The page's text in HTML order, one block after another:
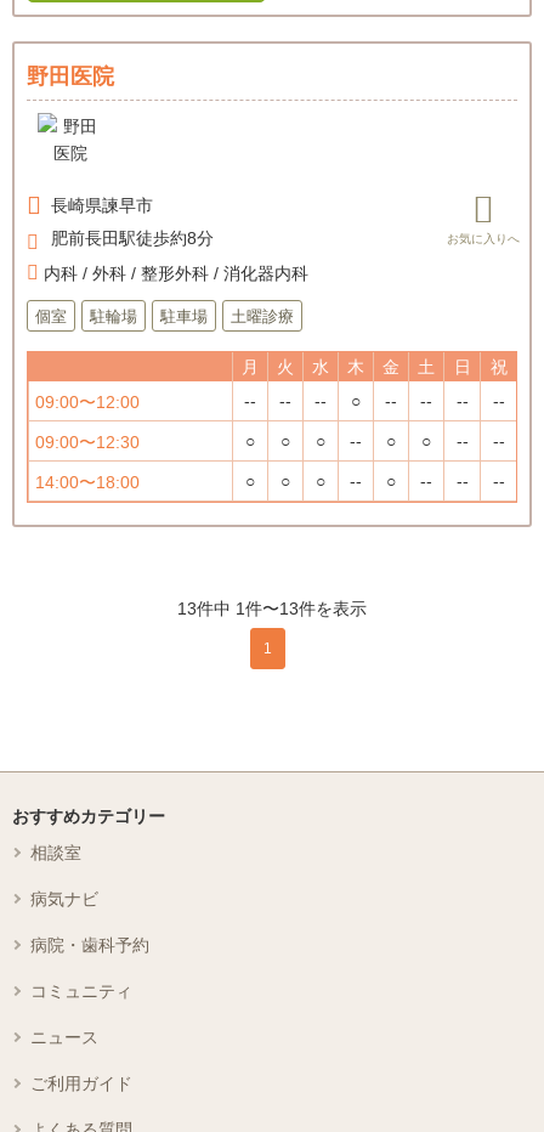
野田医院
長崎県諫早市
肥前長田駅徒歩約8分
内科 / 外科 / 整形外科 / 消化器内科
個室 駐輪場 駐車場 土曜診療
月 火 水 木 金 土 日
祝
09:00〜12:00
-- -- -- ○ -- -- -- --
09:00〜12:30 ○ ○ ○ -- ○ ○ -- --
14:00〜18:00 ○ ○ ○ -- ○ -- -- --
13件中 1件〜13件を表示
1
おすすめカテゴリー
相談室
病気ナビ
病院・歯科予約
コミュニティ
ニュース
ご利用ガイド